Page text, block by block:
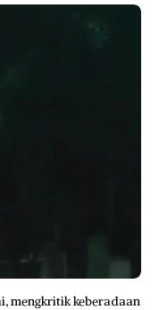
mengkritik keberadaan